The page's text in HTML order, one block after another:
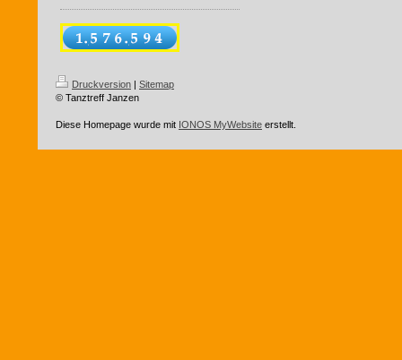
Druckversion
Sitemap
© Tanztreff Janzen
Diese Homepage wurde mit IONOS MyWebsite erstellt.